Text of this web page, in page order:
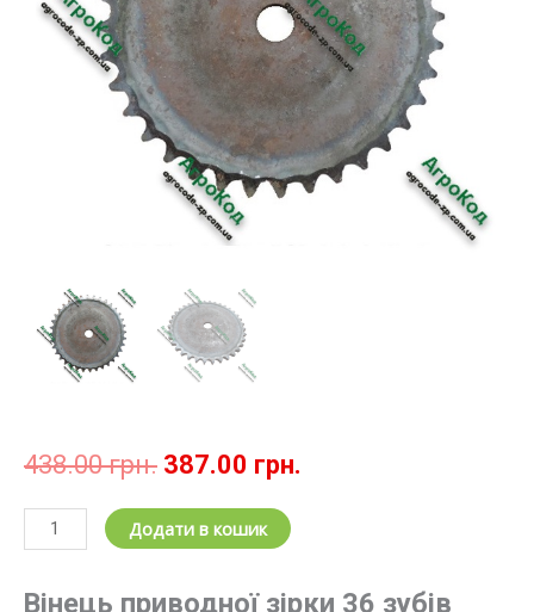
438.00грн. Оригінальна
438.00 грн..
387.00 грн.
Зірочка
ланцюгова
=
Додати в кошик
Вінець приводної зірки 36 зубів